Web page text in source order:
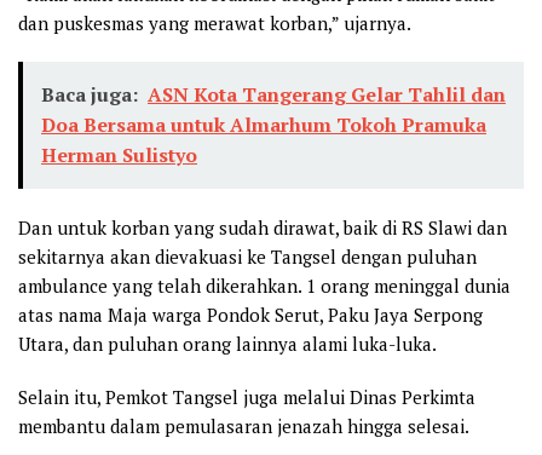
dan puskesmas yang merawat korban,” ujarnya.
Baca juga: ASN Kota Tangerang Gelar Tahlil dan
Doa Bersama untuk Almarhum Tokoh Pramuka
Herman Sulistyo
Dan untuk korban yang sudah dirawat, baik di RS Slawi dan
sekitarnya akan dievakuasi ke Tangsel dengan puluhan
ambulance yang telah dikerahkan. 1 orang meninggal dunia
atas nama Maja warga Pondok Serut, Paku Jaya Serpong
Utara, dan puluhan orang lainnya alami luka-luka.
Selain itu, Pemkot Tangsel juga melalui Dinas Perkimta
membantu dalam pemulasaran jenazah hingga selesai.